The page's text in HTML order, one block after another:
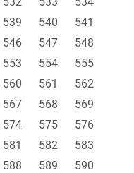
539 540
541
546 547
548
553 554
555
560 561
562
567 568
569
574 575
576
581 582
583
588 589
590